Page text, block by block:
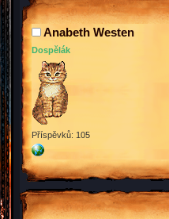
Anabeth Westen
Dospělák
Příspěvků: 105